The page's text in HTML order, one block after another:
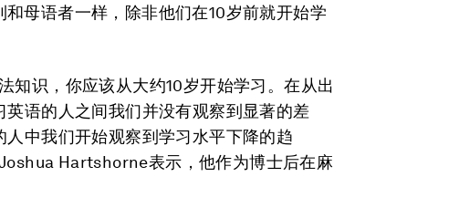
母语者一样，除非他们在10岁前就开始学
知识，你应该从大约10岁开始学习。在从出
语的人之间我们并没有观察到显著的差
中我们开始观察到学习水平下降的趋
Hartshorne表示，他作为博士后在麻